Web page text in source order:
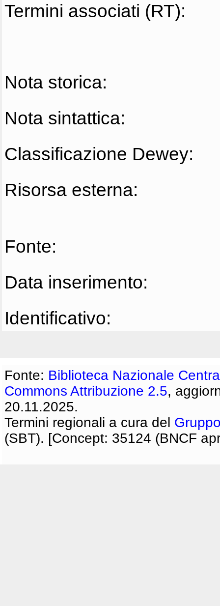
Termini associati (RT):
Nota storica:
Nota sintattica:
Classificazione Dewey:
Risorsa esterna:
Fonte:
Data inserimento:
Identificativo:
Fonte: Biblioteca Nazionale
Commons Attribuzione 2.5,
20.11.2025.
Termini regionali a cura del
(SBT). [Concept: 35124 (BNCF